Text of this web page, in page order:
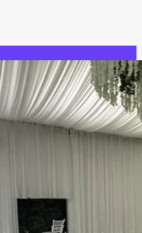
memorables, donde
a tu evento y a la